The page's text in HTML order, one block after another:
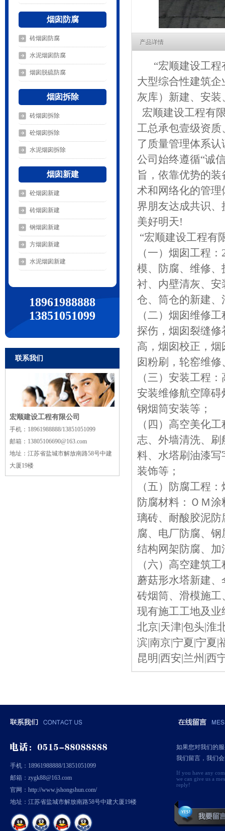
烟囱防腐
砖烟囱防腐
水泥烟囱防腐
烟囱脱硫防腐
烟囱拆除
砖烟囱拆除
砼烟囱拆除
水泥烟囱拆除
烟囱新建
砼烟囱新建
砖烟囱新建
钢烟囱新建
方烟囱新建
水泥烟囱新建
18961988888
13851051099
联系我们
宏顺建设工程有限公司
手机：18961988888/13851051099
邮箱：13805106690@163.com
地址：江苏省盐城市解放南路58号中建
大厦19楼
产品详情
“宏顺建设工
大型综合性建筑
灰库）新建、安
宏顺建设工程有
工总承包壹级资
了质量管理体系
公司始终遵循“诚
旨，依靠优势的
术和网络化的管
界朋友达成共识
美好明天!
“宏顺建设工程有
（一）烟囱工程
模、防腐、维修
衬、内壁清灰、
仓、筒仓的新建
（二）烟囱维修
探伤，烟囱裂缝
高，烟囱校正，
囱粉刷，轮窑维
（三）安装工程
安装维修航空障
钢烟筒安装等；
（四）高空美化
志、外墙清洗、
料、水塔刷油漆
装饰等；
（五）防腐工程
防腐材料：ＯＭ
璃砖、耐酸胶泥
腐、电厂防腐、
结构网架防腐、
（六）高空建筑
蘑菇形水塔新建
砖烟筒、滑模施
现有施工工地及业
北京|天津|包头|淮
滨|南京|宁夏|宁夏|
昆明|西安|兰州|西
手机：18961988888/13851051099
邮箱：zygk88@163.com
官网：http://www.jshongshun.com/
地址：江苏省盐城市解放南路58号中建大厦19楼
如果您对我们的
我们留言，我们
If you have any
we can give us a
reply!